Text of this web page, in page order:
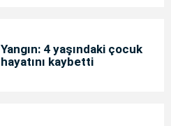
Yangın: 4 yaşındaki çocuk
hayatını kaybetti